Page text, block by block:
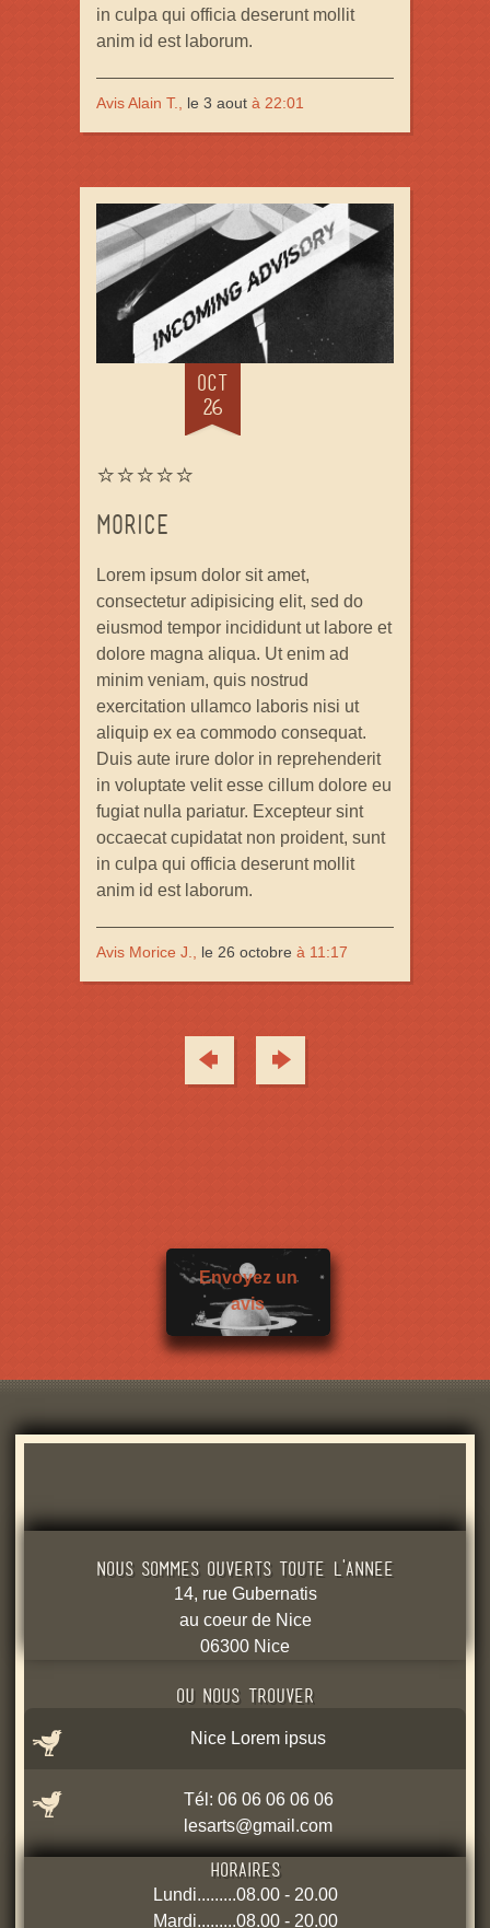
in culpa qui officia deserunt mollit
anim id est laborum.
Avis Alain T., le 3 aout à 22:01
OCT
26
⭐⭐⭐⭐⭐
MORICE
Lorem ipsum dolor sit amet,
consectetur adipisicing elit, sed do
eiusmod tempor incididunt ut labore et
dolore magna aliqua. Ut enim ad
minim veniam, quis nostrud
exercitation ullamco laboris nisi ut
aliquip ex ea commodo consequat.
Duis aute irure dolor in reprehenderit
in voluptate velit esse cillum dolore eu
fugiat nulla pariatur. Excepteur sint
occaecat cupidatat non proident, sunt
in culpa qui officia deserunt mollit
anim id est laborum.
Avis Morice J., le 26 octobre à 11:17
Envoyez un
avis
NOUS SOMMES OUVERTS TOUTE L'ANNEE
14, rue Gubernatis
au coeur de Nice
06300 Nice
OU NOUS TROUVER
Nice Lorem ipsus
Tél: 06 06 06 06 06
lesarts@gmail.com
HORAIRES
Lundi.........08.00 - 20.00
Mardi.........08.00 - 20.00